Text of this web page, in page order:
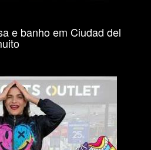
e banho em Ciudad del